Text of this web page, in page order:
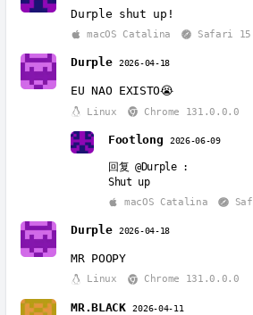
Durple shut up!
macOS Catalina Safari
Durple 2026-04-18
EU NAO EXISTO😭
Linux Chrome 131.0.0.0
Footlong2026-06-09
回复@Durple:
Shut up
macOS Catalina
Durple 2026-04-18
MR POOPY
Linux Chrome 131.0.0.0
MR.BLACK 2026-04-11